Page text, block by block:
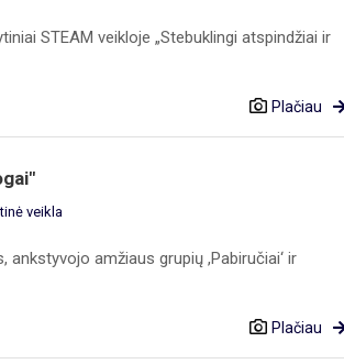
STEAM veikloje „Stebuklingi atspindžiai ir
Plačiau
veikla
amžiaus grupių ,Pabiručiai‘ ir
Plačiau